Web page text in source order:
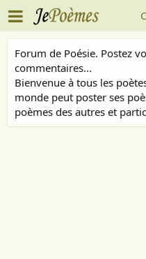
Forum de Poésie. Postez
commentaires...
Bienvenue à tous les
monde peut poster ses
poèmes des autres et